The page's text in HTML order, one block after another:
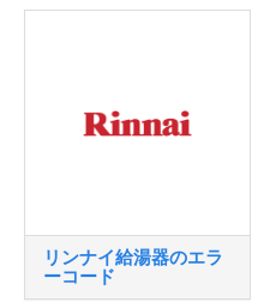
リンナイ給湯器のエラ
ーコード